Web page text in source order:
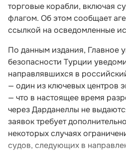
торговые корабли, включая
флагом. Об этом сообщает
ссылкой на осведомленные
По данным издания, Главное
безопасности Турции
направлявшихся в
— один из ключевых центров
— что в настоящее время
через Дарданеллы не
заявок требует
некоторых случаях
судов, следующих в